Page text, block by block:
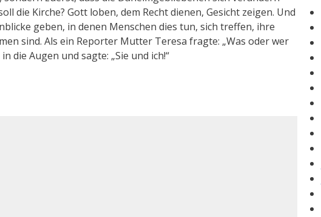
die Kirche? Gott loben, dem Recht dienen, Gesicht zeigen. Und
geben, in denen Menschen dies tun, sich treffen, ihre
sind. Als ein Reporter Mutter Teresa fragte: „Was oder wer
die Augen und sagte: „Sie und ich!“